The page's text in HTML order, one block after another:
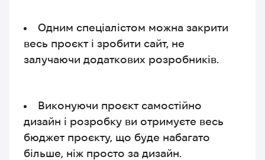
Одним спеціалістом можна закрити
весь проєкт і зробити сайт, не
залучаючи додаткових розробників.
Виконуючи проєкт самостійно
дизайн і розробку ви отримуєте весь
бюджет проєкту, що буде набагато
більше, ніж просто за дизайн.